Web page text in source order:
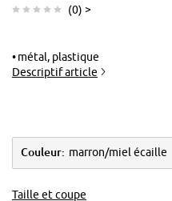
(0) >
métal, plastique
Descriptif article
Couleur: marron/miel écaille
Taille et coupe